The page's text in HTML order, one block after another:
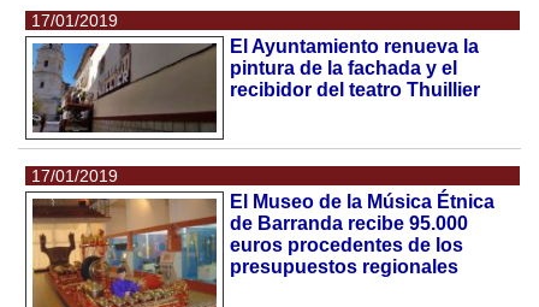
17/01/2019
El Ayuntamiento renueva la
pintura de la fachada y el
recibidor del teatro Thuillier
17/01/2019
El Museo de la Música Étnica
de Barranda recibe 95.000
euros procedentes de los
presupuestos regionales